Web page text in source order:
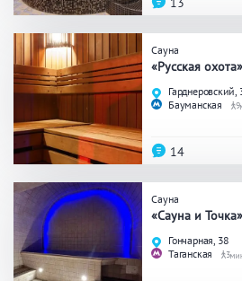
Вместимость
до 10 человек
от 20 человек
Массаж
Кедровая бочка
СПА
Сауна
«Русская
Гарднеровский,
Бауманская
9
14
Сауна
«Сауна и Точка»
Гончарная, 38
Таганская
3